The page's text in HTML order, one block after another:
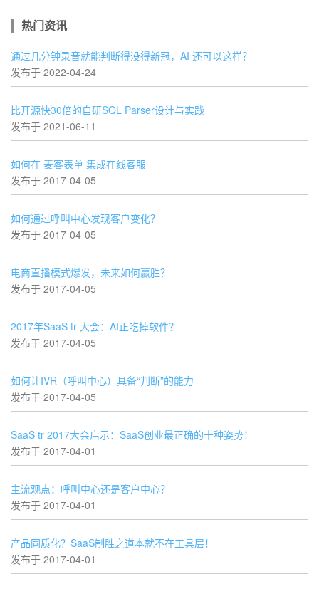
热门资讯
通过几分钟录音就能判断得没得新冠，AI 还可以这样？
发布于 2022-04-24
比开源快30倍的自研SQL Parser设计与实践
发布于 2021-06-11
如何在 麦客表单 集成在线客服
发布于 2017-04-05
如何通过呼叫中心发现客户变化？
发布于 2017-04-05
电商直播模式爆发，未来如何赢胜？
发布于 2017-04-05
2017年SaaS tr 大会：AI正吃掉软件？
发布于 2017-04-05
如何让IVR（呼叫中心）具备“判断”的能力
发布于 2017-04-05
SaaS tr 2017大会启示：SaaS创业最正确的十种姿势！
发布于 2017-04-01
主流观点：呼叫中心还是客户中心？
发布于 2017-04-01
产品同质化？SaaS制胜之道本就不在工具层！
发布于 2017-04-01